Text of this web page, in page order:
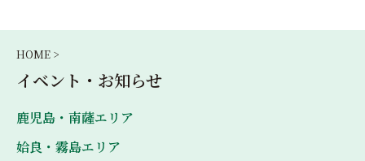
HOME >
イベント・お知らせ
鹿児島・南薩エリア
姶良・霧島エリア